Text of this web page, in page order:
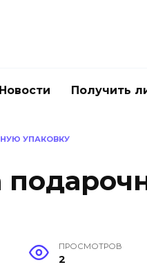
Новости Получить
УПАКОВКУ
ПРОСМОТРОВ
2